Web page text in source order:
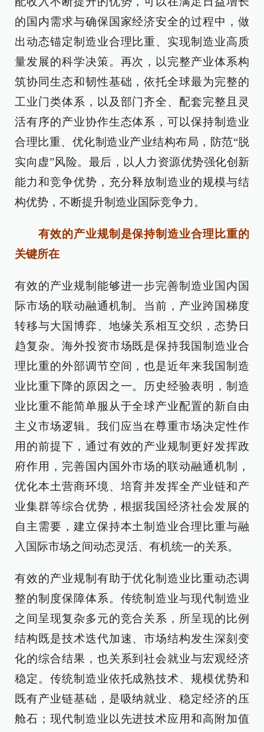
的国内需求与确保国家经济安全的过程中，做
出动态锚定制造业合理比重、实现制造业高质
量发展的科学决策。再次，以完整产业体系构
筑协同生态和韧性基础，依托全球最为完整的
工业门类体系，以及部门齐全、配套完整且灵
活有序的产业协作生态体系，可以保持制造业
合理比重、优化制造业产业结构布局，防范“脱
实向虚”风险。最后，以人力资源优势强化创新
能力和竞争优势，充分释放制造业的规模与结
构优势，不断提升制造业国际竞争力。
有效的产业规制是保持制造业合理比重的
关键所在
有效的产业规制能够进一步完善制造业国内国
际市场的联动融通机制。当前，产业跨国梯度
转移与大国博弈、地缘关系相互交织，态势日
趋复杂。海外投资市场既是保持我国制造业合
理比重的外部调节空间，也是近年来我国制造
业比重下降的原因之一。历史经验表明，制造
业比重不能简单服从于全球产业配置的新自由
主义市场逻辑。我们应当在尊重市场决定性作
用的前提下，通过有效的产业规制更好发挥政
府作用，完善国内国外市场的联动融通机制，
优化本土营商环境、培育并发挥全产业链和产
业集群等综合优势，根据我国经济社会发展的
自主需要，建立保持本土制造业合理比重与融
入国际市场之间动态灵活、有机统一的关系。
有效的产业规制有助于优化制造业比重动态调
整的制度保障体系。传统制造业与现代制造业
之间呈现复杂多元的竞合关系，所呈现的比例
结构既是技术迭代加速、市场结构发生深刻变
化的综合结果，也关系到社会就业与宏观经济
稳定。传统制造业依托成熟技术、规模优势和
既有产业链基础，是吸纳就业、稳定经济的压
舱石；现代制造业以先进技术应用和高附加值